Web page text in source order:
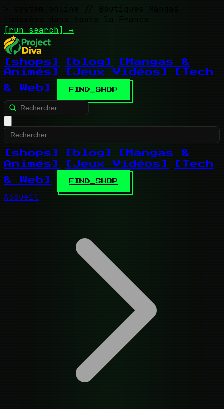
// Boutiques Mangas
indexées dans toute la France
[run search] →
[shops] [blog]
[Mangas &
Animés]
[Jeux Vidéos]
[Tech
& Web]
FIND_SHOP
[shops] [blog]
[Mangas &
Animés]
[Jeux Vidéos]
[Tech
& Web]
FIND_SHOP
Accueil